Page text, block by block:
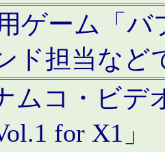
ゲーム「
ド担当など
ムコ・ビデ
for X1」